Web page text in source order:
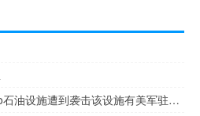
市场消息：叙利亚的Conco石油设施遭到袭击该设施有美军驻扎目前官方尚未确认这一消息